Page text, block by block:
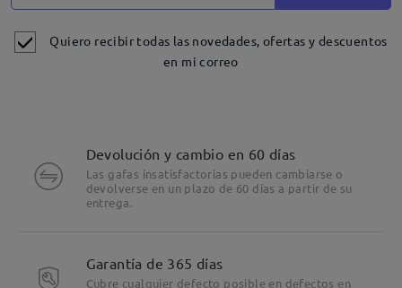
Quiero recibir todas las novedades, ofertas y descuentos
en mi correo
Devolución y cambio en 60 días
Las gafas insatisfactorias pueden cambiarse o
devolverse en un plazo de 60 días a partir de su
entrega.
Garantía de 365 días
Cubre cualquier defecto posible en defectos en